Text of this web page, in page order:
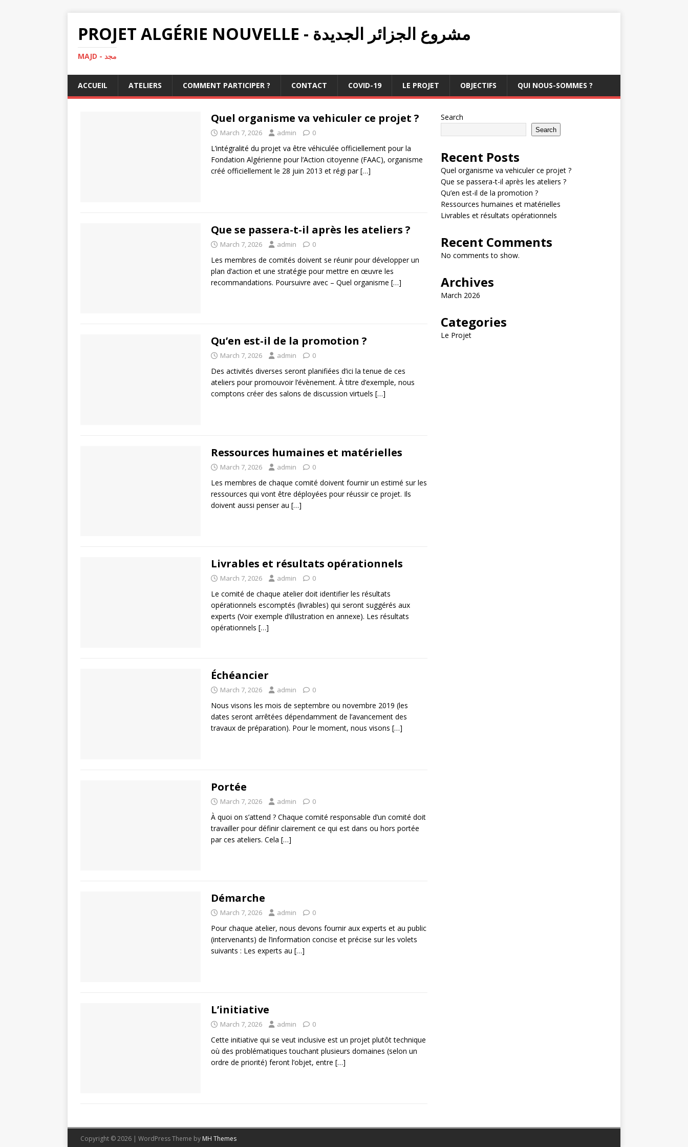
PROJET ALGÉRIE NOUVELLE - مشروع الجزائر الجديدة
MAJD - مجد
ACCUEIL ATELIERS COMMENT PARTICIPER ? CONTACT COVID-19 LE PROJET OBJECTIFS QUI NOUS-SOMMES ?
Quel organisme va vehiculer ce projet ?
March 7, 2026 admin 0
L’intégralité du projet va être véhiculée officiellement pour la
Fondation Algérienne pour l’Action citoyenne (FAAC), organisme
créé officiellement le 28 juin 2013 et régi par[…]
Que se passera-t-il après les ateliers ?
March 7, 2026 admin 0
Les membres de comités doivent se réunir pour développer un
plan d’action et une stratégie pour mettre en œuvre les
recommandations. Poursuivre avec – Quel organisme […]
Qu’en est-il de la promotion ?
March 7, 2026 admin 0
Des activités diverses seront planifiées d’ici la tenue de ces
ateliers pour promouvoir l’évènement. À titre d’exemple, nous
comptons créer des salons de discussion virtuels […]
Ressources humaines et matérielles
March 7, 2026 admin 0
Les membres de chaque comité doivent fournir un estimé sur les
ressources qui vont être déployées pour réussir ce projet. Ils
doivent aussi penser au […]
Livrables et résultats opérationnels
March 7, 2026 admin 0
Le comité de chaque atelier doit identifier les résultats
opérationnels escomptés (livrables) qui seront suggérés aux
experts (Voir exemple d’illustration en annexe). Les résultats
opérationnels […]
Échéancier
March 7, 2026 admin 0
Nous visons les mois de septembre ou novembre 2019 (les
dates seront arrêtées dépendamment de l’avancement des
travaux de préparation). Pour le moment, nous visons […]
Portée
March 7, 2026 admin 0
À quoi on s’attend ? Chaque comité responsable d’un comité doit
travailler pour définir clairement ce qui est dans ou hors portée
par ces ateliers. Cela […]
Démarche
March 7, 2026 admin 0
Pour chaque atelier, nous devons fournir aux experts et au public
(intervenants) de l’information concise et précise sur les volets
suivants : Les experts au […]
L’initiative
March 7, 2026 admin 0
Cette initiative qui se veut inclusive est un projet plutôt technique
où des problématiques touchant plusieurs domaines (selon un
ordre de priorité) feront l’objet, entre […]
Search
Search
Recent Posts
Quel organisme va vehiculer ce projet ?
Que se passera-t-il après les ateliers ?
Qu’en est-il de la promotion ?
Ressources humaines et matérielles
Livrables et résultats opérationnels
Recent Comments
No comments to show.
Archives
March 2026
Categories
Le Projet
Copyright © 2026 | WordPress Theme by MH Themes